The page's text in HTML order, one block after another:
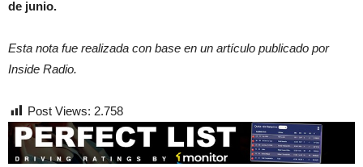
de junio.
Esta nota fue realizada con base en un artículo publicado por
Inside Radio.
Post Views: 2.758